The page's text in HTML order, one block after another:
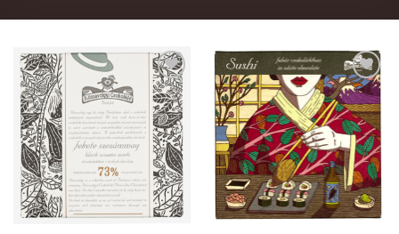
Zur
Wunschliste
hinzufügen
Zur
Wunschliste
hinzufügen